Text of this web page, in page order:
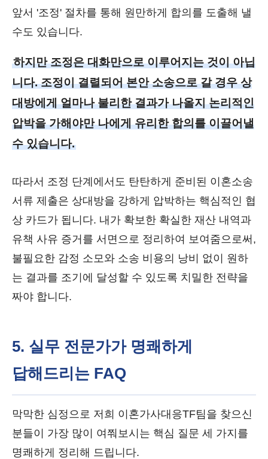
앞서 '조정' 절차를 통해 원만하게 합의를 도출해 낼
수도 있습니다.
하지만 조정은 대화만으로 이루어지는 것이 아닙
니다. 조정이 결렬되어 본안 소송으로 갈 경우 상
대방에게 얼마나 불리한 결과가 나올지 논리적인
압박을 가해야만 나에게 유리한 합의를 이끌어낼
수 있습니다.
따라서 조정 단계에서도 탄탄하게 준비된 이혼소송
서류 제출은 상대방을 강하게 압박하는 핵심적인 협
상 카드가 됩니다. 내가 확보한 확실한 재산 내역과
유책 사유 증거를 서면으로 정리하여 보여줌으로써,
불필요한 감정 소모와 소송 비용의 낭비 없이 원하
는 결과를 조기에 달성할 수 있도록 치밀한 전략을
짜야 합니다.
5. 실무 전문가가 명쾌하게
답해드리는 FAQ
막막한 심정으로 저희 이혼가사대응TF팀을 찾으신
분들이 가장 많이 여쭤보시는 핵심 질문 세 가지를
명쾌하게 정리해 드립니다.